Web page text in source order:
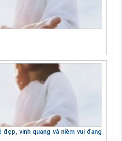
vinh quang và niềm vui đang